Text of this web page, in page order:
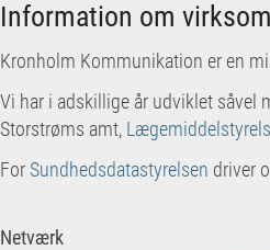
Information om
Kronholm Kommunikation er en
Vi har i adskillige år udviklet såvel
Storstrøms amt,
For Sundhedsdatastyrelsen driver
Netværk